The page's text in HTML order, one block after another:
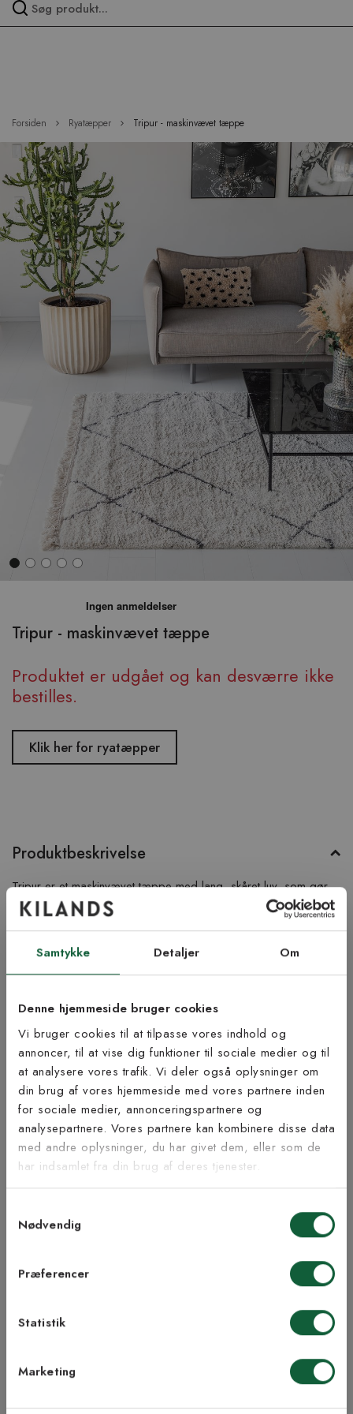
Samtykke Detaljer Om
Denne hjemmeside bruger cookies
Vi bruger cookies til at tilpasse vores indhold og
annoncer, til at vise dig funktioner til sociale medier og til
at analysere vores trafik. Vi deler også oplysninger om
din brug af vores hjemmeside med vores partnere inden
for sociale medier, annonceringspartnere og
analysepartnere. Vores partnere kan kombinere disse data
med andre oplysninger, du har givet dem, eller som de
har indsamlet fra din brug af deres tjenester.
Nødvendig
Præferencer
Statistik
Marketing
Forsiden Ryatæpper Tripur - maskinvævet tæppe
Tripur - maskinvævet tæppe
Produktet er udgået og kan desværre ikke
bestilles.
Klik her for ryatæpper
Hop
slutningen
af
billedgalleriet
begyndelsen
af
Produktbeskrivelse
Tripur er et maskinvævet tæppe med lang, skåret luv, som gør
tæppet blødt og skønt. Tæppet har et mønster, som minder om
mønstrene i klassiske berberrya-tæpper, og det afsluttes med en
Produktinformation
Bæredygtighed
Inspiration fra @kilandsofficial
Tilmeld dig vores
nyhedsbrev
Vær blandt de første til at modtage vores tilbud,
tips og nyheder.
Samtykke til Kilands vilkår
modtage nyhedsbreve fra Kilands